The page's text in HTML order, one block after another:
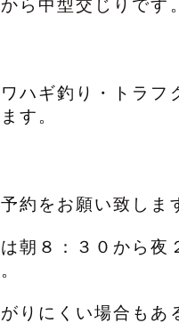
ら中型交じりです。
ハギ釣り・トラフ
す。
約をお願い致しま
朝８：３０から夜
りにくい場合もあ